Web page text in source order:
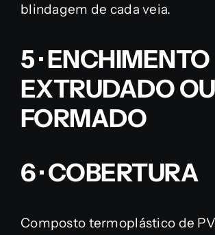
blindagem de cada veia.
5 · ENCHIMENTO
EXTRUDADO
FORMADO
6 · COBERTURA
Composto termoplástico de